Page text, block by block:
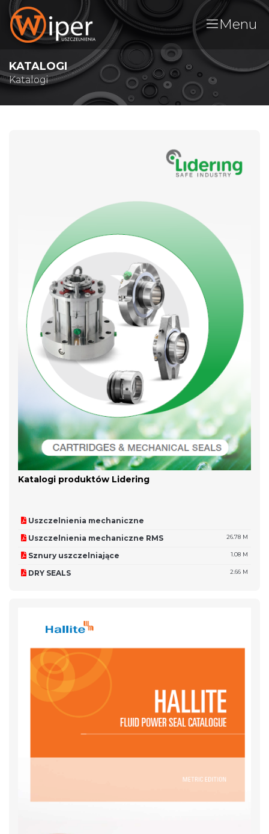
Menu
KATALOGI
Katalogi
Katalogi produktów Lidering
Uszczelnienia mechaniczne
Uszczelnienia mechaniczne RMS
26.78 M
Sznury uszczelniające 1.08 M
DRY SEALS 2.66 M